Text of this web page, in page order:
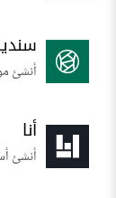
أنشئ
أنا
أنشئ